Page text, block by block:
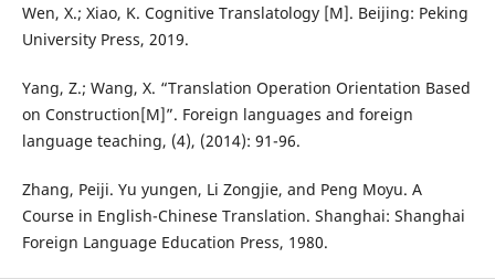
Wen, X.; Xiao, K. Cognitive Translatology [M]. Beijing: Peking
University Press, 2019.
Yang, Z.; Wang, X. “Translation Operation Orientation Based
on Construction[M]”. Foreign languages and foreign
language teaching, (4), (2014): 91-96.
Zhang, Peiji. Yu yungen, Li Zongjie, and Peng Moyu. A
Course in English-Chinese Translation. Shanghai: Shanghai
Foreign Language Education Press, 1980.